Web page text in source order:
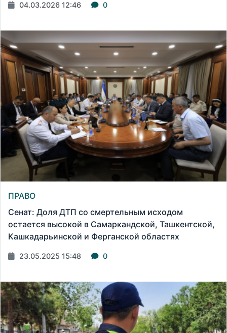
04.03.2026 12:46 0
ПРАВО
Сенат: Доля ДТП со смертельным исходом
остается высокой в Самаркандской, Ташкентской,
Кашкадарьинской и Ферганской областях
23.05.2025 15:48 0